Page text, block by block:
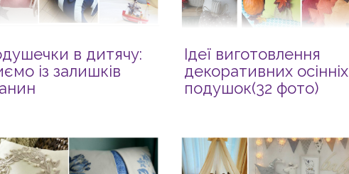
в дитячу:
із залишків
Ідеї виготовлення
декоративних осінніх
подушок(32 фото)